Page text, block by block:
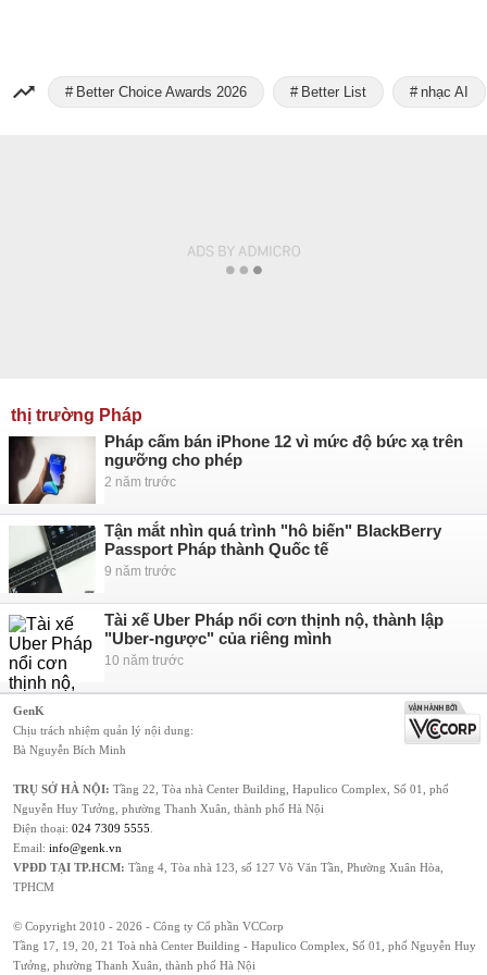
Better Choice Awards 2026 Better List nhạc AI
thị trường Pháp
Pháp cấm bán iPhone 12 vì mức độ bức xạ trên
ngưỡng cho phép
2 năm trước
Tận mắt nhìn quá trình "hô biến" BlackBerry
Passport Pháp thành Quốc tế
9 năm trước
Tài xế Uber Pháp nổi cơn thịnh nộ, thành lập
"Uber-ngược" của riêng mình
10 năm trước
GenK
Chịu trách nhiệm quản lý nội dung:
Bà Nguyễn Bích Minh
TRỤ SỞ HÀ NỘI: Tầng 22, Tòa nhà Center Building, Hapulico Complex, Số 01, phố
Nguyễn Huy Tưởng, phường Thanh Xuân, thành phố Hà Nội
Điện thoại: 024 7309 5555
Email: info@genk.vn
VPĐD TẠI TP.HCM: Tầng 4, Tòa nhà 123, số 127 Võ Văn Tần, Phường Xuân Hòa,
TPHCM
© Copyright 2010 - 2026 - Công ty Cổ phần VCCorp
Tầng 17, 19, 20, 21 Toà nhà Center Building - Hapulico Complex, Số 01, phố Nguyễn Huy
Tưởng, phường Thanh Xuân, thành phố Hà Nội